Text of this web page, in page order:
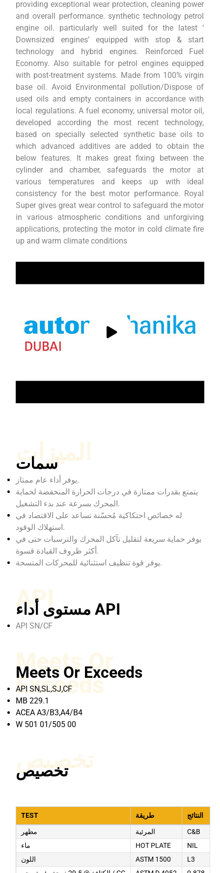
providing exceptional wear protection, cleaning power
and overall performance. synthetic technology petrol
engine oil. particularly well suited for the latest ‘
Downsized engines’ equipped with stop & start
technology and hybrid engines. Reinforced Fuel
Economy. Also suitable for petrol engines equipped
with post-treatment systems. Made from 100% virgin
base oil. Avoid Environmental pollution/Dispose of
used oils and empty containers in accordance with
local regulations. A fuel economy, universal motor oil,
developed according the most recent technology,
based on specially selected synthetic base oils to
which advanced additives are added to obtain the
below features. It makes great fixing between the
cylinder and chamber, safeguards the motor at
various temperatures and keeps up with ideal
consistency for the best motor performance. Royal
Super gives great wear control to safeguard the motor
in various atmospheric conditions and unforgiving
applications, protecting the motor in cold climate fire
up and warm climate conditions
الميزات
سمات
يوفر أداء عام ممتاز.
يتمتع بقدرات ممتازة في درجات الحرارة المنخفضة لحماية
المحرك بسرعة عند بدء التشغيل.
له خصائص احتكاكية مُحسّنة تساعد على الاقتصاد في
استهلاك الوقود.
يوفر حماية سريعة لتقليل تآكل المحرك والترسبات حتى في
أكثر ظروف القيادة قسوة.
يوفر قوة تنظيف استثنائية للمحركات المتسخة.
API مستوى أداء API
API SN/CF
Meets Or
Exceeds
Meets Or Exceeds
API SN,SL,SJ,CF
MB 229.1
ACEA A3/B3,A4/B4
W 501 01/505 00
تخصيص
تخصيص
TEST طريقة النتائج
مظهر المرئية
C&B
ماء
HOT PLATE
NIL
اللون
ASTM 1500
L3